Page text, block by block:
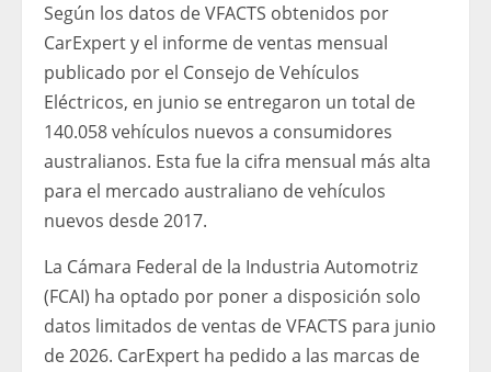
Según los datos de VFACTS obtenidos por
CarExpert y el informe de ventas mensual
publicado por el Consejo de Vehículos
Eléctricos, en junio se entregaron un total de
140.058 vehículos nuevos a consumidores
australianos. Esta fue la cifra mensual más alta
para el mercado australiano de vehículos
nuevos desde 2017.
La Cámara Federal de la Industria Automotriz
(FCAI) ha optado por poner a disposición solo
datos limitados de ventas de VFACTS para junio
de 2026. CarExpert ha pedido a las marcas de